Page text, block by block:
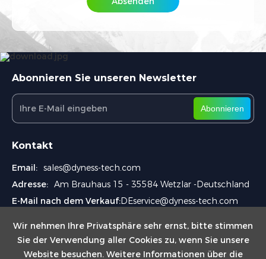
Wir nehmen Ihre Privatsphäre sehr ernst, bitte stimmen
Sie der Verwendung aller Cookies zu, wenn Sie unsere
Website besuchen. Weitere Informationen über die
Wie erreichen wir Sie am besten?*
Wie sind Sie auf Dyness aufmerksam geworden?
Ich stimme denDatenschutzbestimmungenzu
und akzeptiere diese Bedingungen
Abonnieren Sie unseren Newsletter
Abonnieren
Kontakt
Email: sales@dyness-tech.com
Adresse: Am Brauhaus 15 - 35584 Wetzlar -Deutschland
E-Mail nach dem Verkauf:DEservice@dyness-tech.com